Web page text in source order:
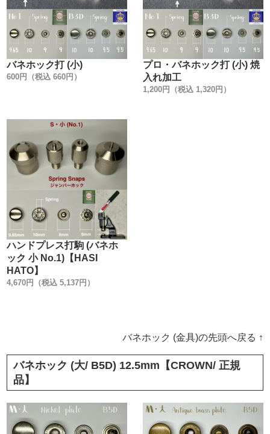
バネホック打 (小)
600円（税込 660円）
プロ・バネホック打 (小) 焼
入れ加工
1,200円（税込 1,320円）
ハンドプレス打駒 (バネホ
ック 小 No.1)【HASI
HATO】
4,670円（税込 5,137円）
バネホック (金具)の先頭へ戻る ↑
バネホック (大/ B5D) 12.5mm【CROWN/ 正規
品】